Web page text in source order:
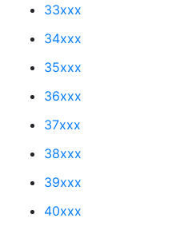
33xxx
34xxx
35xxx
36xxx
37xxx
38xxx
39xxx
40xxx